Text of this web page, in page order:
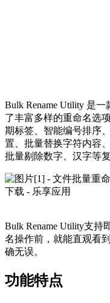
Bulk Rename Utility 是
了丰富多样的重命名选
期标签、智能编号排序
置、批量替换字符内容
批量剔除数字、汉字等
Bulk Rename Utility支
名操作前，就能直观看
确无误。
功能特点